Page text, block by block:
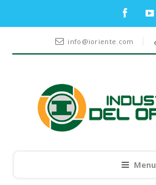
info@ioriente.com
Menu